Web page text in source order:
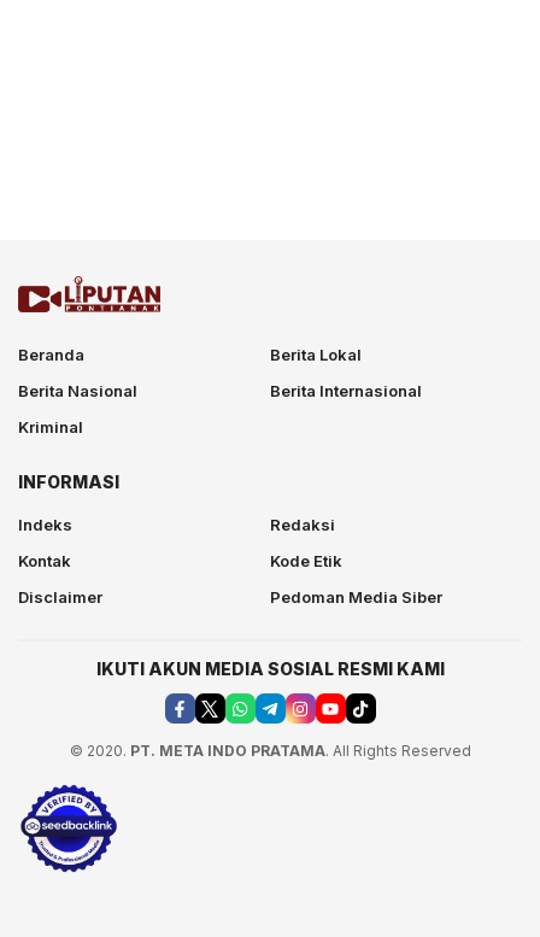
Beranda
Berita Lokal
Berita Nasional
Berita Internasional
Kriminal
INFORMASI
Indeks
Redaksi
Kontak
Kode Etik
Disclaimer
Pedoman Media Siber
IKUTI AKUN MEDIA SOSIAL RESMI KAMI
© 2020. PT. META INDO PRATAMA. All Rights Reserved